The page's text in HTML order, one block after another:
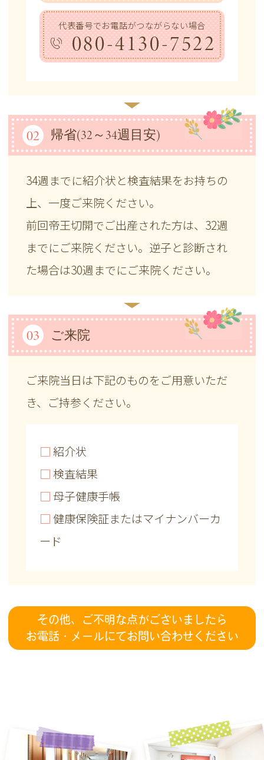
代表番号でお電話がつながらない場合
080-4130-7522
02 帰省(32～34週目安)
34週までに紹介状と検査結果をお持ちの
上、一度ご来院ください。
前回帝王切開でご出産された方は、32週
までにご来院ください。逆子と診断され
た場合は30週までにご来院ください。
03 ご来院
ご来院当日は下記のものをご用意いただ
き、ご持参ください。
□紹介状
□検査結果
□母子健康手帳
□健康保険証またはマイナンバーカ
ード
その他、ご不明な点がございましたら
お電話・メールにてお問い合わせください